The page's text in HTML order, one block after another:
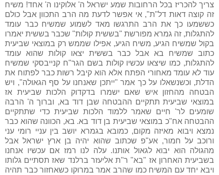
צריך להכריז בכל הרחובות שמע ישראל ה' אלוקינו ה' אחד! משיח
זה קוצה דאות דל"ת", אי אפשר לדעת מה הרב התכוון אבל כולם
כששמעו כך את הרב התרגשו מאד לשמוע שמשיח כבר עומד
להתגלות, זה גמרא מפורשת "בששית קולות" שכבר בששית יאמרו
בקול שמשיח הגיע, משיח הגיע, אפילו שממש רק במוצאי שביעית
כתוב שמשיח בא אבל כבר בששית יצאו קולות שהוא עומד
להתגלות, כמו שיצאו עכשיו קולות בשם הגר"ח קנייבסקי שמשיח
עוד לא עומד מאחורי הפתח אלא הוא קיבל רשות כבר לפתוח את
הדלת, וכשנשאלו על כך אמר "ייתכן שאנחנו על סף הגאולה", ויש
הבטחה מהחזון איש שאם ישמרו בדקדוק הלכות שביעית אז
במוצאי שביעית תתקיים ההבטחה שבן דוד בא, וברוך ה' הרבה
שומעים לר' חיים שאמר ללמוד הלכות שביעית כדי שתתקיים
ההבטחה אח"כ במוצאי שביעית בן דוד בא. בא, הכוונה שהוא כבר
נמצא ויבוא מאיזה מקום, כמובא בגמרא יושב בין עניי רומי עני
ורוכב על חמור, אע"פ שכתוב שהוא יהיה בן ארץ ישראל אבל
מהגולה הוא יבוא לגאול אותנו. עלה לנו רמז אם עכשיו אנחנו
בשביעית האחרון אז "בא" ר''ת אליעזר ברלנד שאז תסתיים גלותו
ויבא יחד עם המשיח כמו שהרב אמר במרוקו כשאחזור כבר תהיה